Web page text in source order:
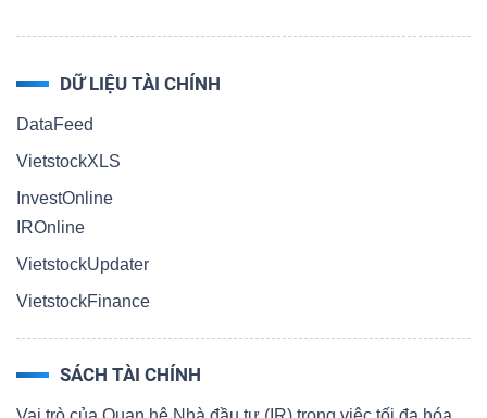
DỮ LIỆU TÀI CHÍNH
DataFeed
VietstockXLS
InvestOnline
IROnline
VietstockUpdater
VietstockFinance
SÁCH TÀI CHÍNH